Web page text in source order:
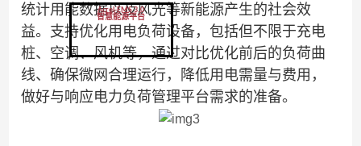
Acrel-EMS 3.0
智慧能源平台
统计用能数据以及风光等新能源产生的社会效
益。支持优化用电负荷设备，包括但不限于充电
桩、空调、风机等，通过对比优化前后的负荷曲
线、确保微网合理运行，降低用电需量与费用，
做好与响应电力负荷管理平台需求的准备。